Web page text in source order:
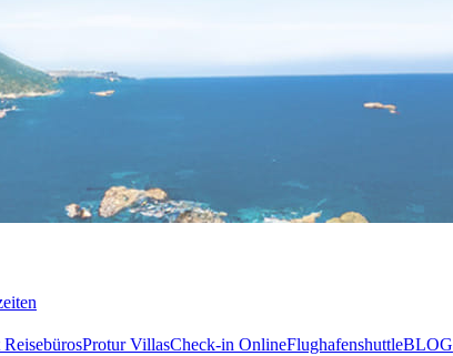
Protur VillasCheck-in OnlineFlughafenshuttleBLOG